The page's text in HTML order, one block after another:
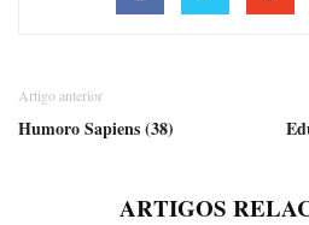
Artigo anterior
Humoro Sapiens (38)
ARTIGOS